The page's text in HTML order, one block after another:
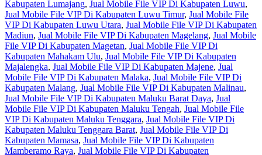
Kabupaten Lumajang, Jual Mobile File VIP Di Kabupaten Luwu,
Jual Mobile File VIP Di Kabupaten Luwu Timur, Jual Mobile File
VIP Di Kabupaten Luwu Utara, Jual Mobile File VIP Di Kabupaten
Madiun, Jual Mobile File VIP Di Kabupaten Magelang, Jual Mobile
File VIP Di Kabupaten Magetan, Jual Mobile File VIP Di
Kabupaten Mahakam Ulu, Jual Mobile File VIP Di Kabupaten
Majalengka, Jual Mobile File VIP Di Kabupaten Majene, Jual
Mobile File VIP Di Kabupaten Malaka, Jual Mobile File VIP Di
Kabupaten Malang, Jual Mobile File VIP Di Kabupaten Malinau,
Jual Mobile File VIP Di Kabupaten Maluku Barat Daya, Jual
Mobile File VIP Di Kabupaten Maluku Tengah, Jual Mobile File
VIP Di Kabupaten Maluku Tenggara, Jual Mobile File VIP Di
Kabupaten Maluku Tenggara Barat, Jual Mobile File VIP Di
Kabupaten Mamasa, Jual Mobile File VIP Di Kabupaten
Mamberamo Raya, Jual Mobile File VIP Di Kabupaten